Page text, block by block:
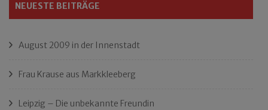
NEUESTE BEITRÄGE
August 2009 in der Innenstadt
Frau Krause aus Markkleeberg
Leipzig – Die unbekannte Freundin